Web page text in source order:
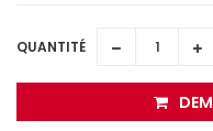
QUANTITÉ